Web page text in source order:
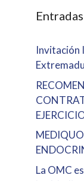
Invitación
MEDIQUO
La OMC